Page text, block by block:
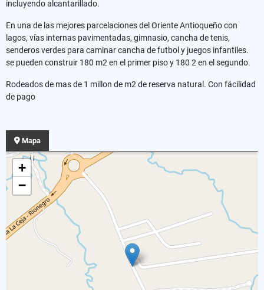
incluyendo alcantarillado.
En una de las mejores parcelaciones del Oriente Antioqueño con
lagos, vías internas pavimentadas, gimnasio, cancha de tenis,
senderos verdes para caminar cancha de futbol y juegos infantiles.
se pueden construir 180 m2 en el primer piso y 180 2 en el segundo.
Rodeados de mas de 1 millon de m2 de reserva natural. Con fácilidad
de pago
Mapa
+
−